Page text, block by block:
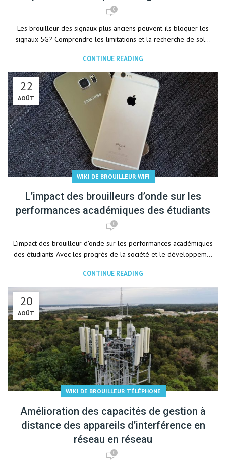
0
Les brouilleur des signaux plus anciens peuvent-ils bloquer les
signaux 5G? Comprendre les limitations et la recherche de sol...
CONTINUE READING
22
AOÛT
WIKI DE BROUILLEUR WIFI
L’impact des brouilleurs d’onde sur les
performances académiques des étudiants
0
L'impact des brouilleur d'onde sur les performances académiques
des étudiants Avec les progrès de la société et le développem...
CONTINUE READING
20
AOÛT
WIKI DE BROUILLEUR TÉLÉPHONE
Amélioration des capacités de gestion à
distance des appareils d’interférence en
réseau en réseau
0